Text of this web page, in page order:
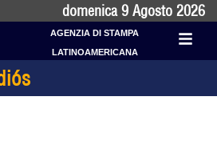
domenica 9 Agosto 2026
AGENZIA DI STAMPA
LATINOAMERICANA